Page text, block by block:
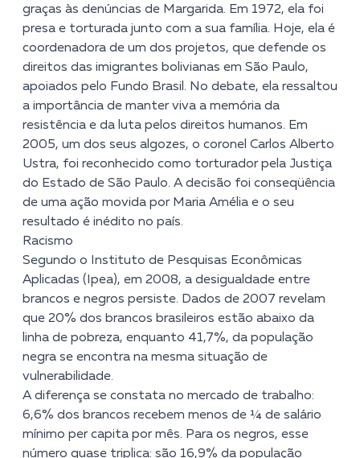
graças às denúncias de Margarida. Em 1972, ela foi
presa e torturada junto com a sua família. Hoje, ela é
coordenadora de um dos projetos, que defende os
direitos das imigrantes bolivianas em São Paulo,
apoiados pelo Fundo Brasil. No debate, ela ressaltou
a importância de manter viva a memória da
resistência e da luta pelos direitos humanos. Em
2005, um dos seus algozes, o coronel Carlos Alberto
Ustra, foi reconhecido como torturador pela Justiça
do Estado de São Paulo. A decisão foi conseqüência
de uma ação movida por Maria Amélia e o seu
resultado é inédito no país.
Racismo
Segundo o Instituto de Pesquisas Econômicas
Aplicadas (Ipea), em 2008, a desigualdade entre
brancos e negros persiste. Dados de 2007 revelam
que 20% dos brancos brasileiros estão abaixo da
linha de pobreza, enquanto 41,7%, da população
negra se encontra na mesma situação de
vulnerabilidade.
A diferença se constata no mercado de trabalho:
6,6% dos brancos recebem menos de ¼ de salário
mínimo per capita por mês. Para os negros, esse
número quase triplica: são 16,9% da população